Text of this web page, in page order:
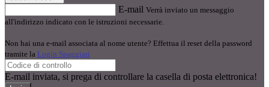
E-mail Verrà inviato un messaggio
all'indirizzo indicato con le istruzioni necessarie.
Non hai una e-mail associata al nome utente? Effettua il reset della password
tramite la Login Spaggiari
E-mail inviata, si prega di controllare la casella di posta elettronica!